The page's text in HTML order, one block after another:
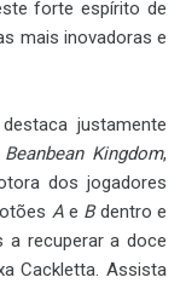
forte espírito de
mais inovadoras e
justamente
Beanbean Kingdom,
dos jogadores
Ae Bdentro e
a recuperar a doce
Cackletta. Assista